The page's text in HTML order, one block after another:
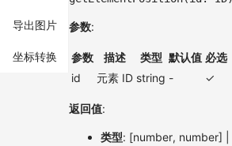
导出图片
坐标转换
参数:
参数 描述 类型 默认值 必选
id
元素 ID string - ✓
返回值:
类型: [number, number]